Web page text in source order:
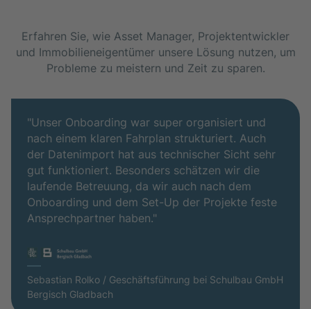
Erfahren Sie, wie Asset Manager, Projektentwickler
und Immobilieneigentümer unsere Lösung nutzen, um
Probleme zu meistern und Zeit zu sparen.
"Unser Onboarding war super organisiert und
nach einem klaren Fahrplan strukturiert. Auch
der Datenimport hat aus technischer Sicht sehr
gut funktioniert. Besonders schätzen wir die
laufende Betreuung, da wir auch nach dem
Onboarding und dem Set-Up der Projekte feste
Ansprechpartner haben."
Sebastian Rolko / Geschäftsführung bei Schulbau GmbH
Bergisch Gladbach